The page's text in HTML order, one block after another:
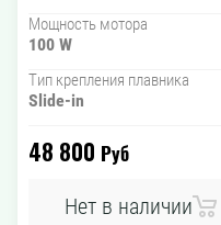
Мощность мотора
100 W
Тип крепления плавника
Slide-in
48 800 Руб
Нет в наличии